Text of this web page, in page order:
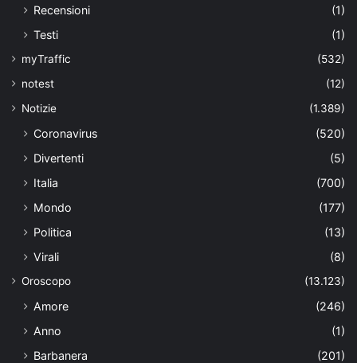
Recensioni
(1)
Testi
(1)
myTraffic
(532)
notest
(12)
Notizie
(1.389)
Coronavirus
(520)
Divertenti
(5)
Italia
(700)
Mondo
(177)
Politica
(13)
Virali
(8)
Oroscopo (13.123)
Amore
(246)
Anno
(1)
Barbanera
(201)